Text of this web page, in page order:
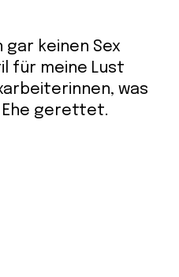
gar keinen Sex
für meine Lust
was
Ehe gerettet.